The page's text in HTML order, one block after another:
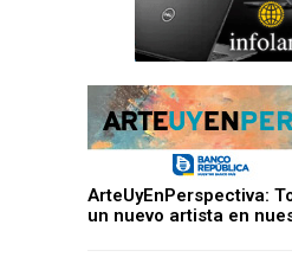
ArteUyEnPerspectiva:
un nuevo artista en